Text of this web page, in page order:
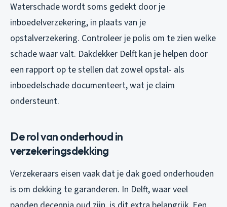
Waterschade wordt soms gedekt door je
inboedelverzekering, in plaats van je
opstalverzekering. Controleer je polis om te zien welke
schade waar valt. Dakdekker Delft kan je helpen door
een rapport op te stellen dat zowel opstal- als
inboedelschade documenteert, wat je claim
ondersteunt.
De rol van onderhoud in
verzekeringsdekking
Verzekeraars eisen vaak dat je dak goed onderhouden
is om dekking te garanderen. In Delft, waar veel